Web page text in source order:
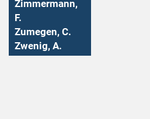
Zimmermann,
F.
Zumegen, C.
Zwenig, A.